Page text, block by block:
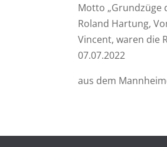
Motto „Grundzüge
Roland Hartung,
Vincent, waren die
07.07.2022
aus dem